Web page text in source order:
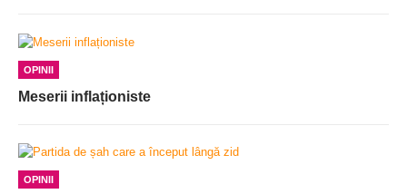
OPINII
Meserii inflaționiste
OPINII